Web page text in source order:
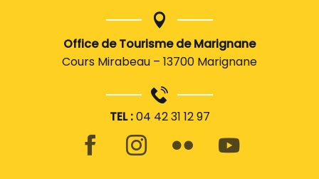
Office de Tourisme de Marignane
Cours Mirabeau – 13700 Marignane
TEL :04 42 31 12 97